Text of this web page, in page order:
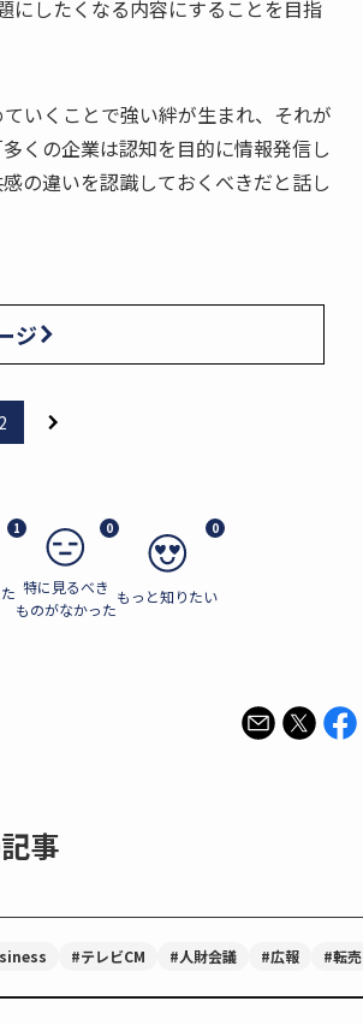
にしたくなる内容にすることを目指
いくことで強い絆が生まれ、それが
くの企業は認知を目的に情報発信し
の違いを認識しておくべきだと話し
ジ
2
1 0
特に見るべき
ものがなかった
0
もっと知りたい
事
#テレビCM #人財会議 #広報 #転売